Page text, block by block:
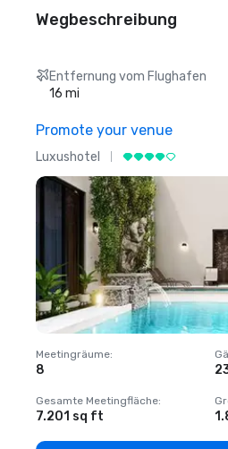
Wegbeschreibung
Entfernung vom Flughafen
16 mi
Promote your venue
Luxushotel
Meetingräume:
8
Gesamte Meetingfläche:
7.201 sq ft